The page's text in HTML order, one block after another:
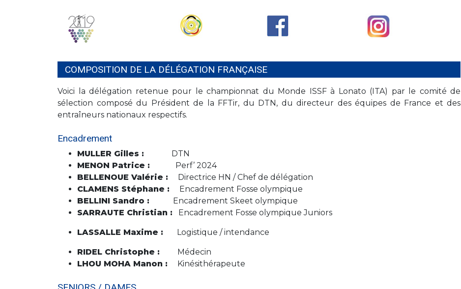
COMPOSITION DE LA DÉLÉGATION FRANÇAISE
Voici la délégation retenue pour le championnat du Monde ISSF à Lonato (ITA) par le comité de
sélection composé du Président de la FFTir, du DTN, du directeur des équipes de France et des
entraîneurs nationaux respectifs.
Encadrement
MULLER Gilles : DTN
MENON Patrice : Perf’ 2024
BELLENOUE Valérie : Directrice HN / Chef de délégation
CLAMENS Stéphane : Encadrement Fosse olympique
BELLINI Sandro : Encadrement Skeet olympique
SARRAUTE Christian : Encadrement Fosse olympique Juniors
LASSALLE Maxime : Logistique / intendance
RIDEL Christophe : Médecin
LHOU MOHA Manon : Kinésithérapeute